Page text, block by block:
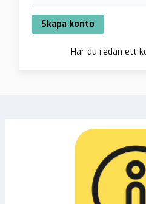
Skapa konto
Har du redan ett